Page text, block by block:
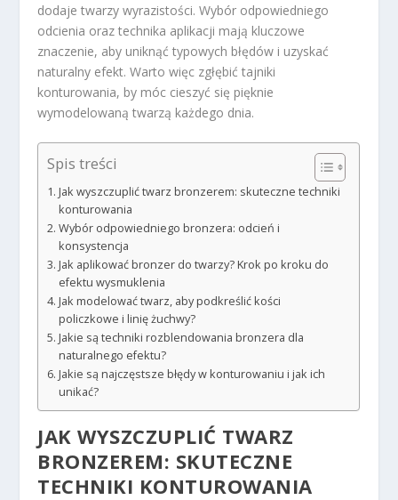
dodaje twarzy wyrazistości. Wybór odpowiedniego
odcienia oraz technika aplikacji mają kluczowe
znaczenie, aby uniknąć typowych błędów i uzyskać
naturalny efekt. Warto więc zgłębić tajniki
konturowania, by móc cieszyć się pięknie
wymodelowaną twarzą każdego dnia.
Spis treści
Jak wyszczuplić twarz bronzerem: skuteczne techniki
konturowania
Wybór odpowiedniego bronzera: odcień i
konsystencja
Jak aplikować bronzer do twarzy? Krok po kroku do
efektu wysmuklenia
Jak modelować twarz, aby podkreślić kości
policzkowe i linię żuchwy?
Jakie są techniki rozblendowania bronzera dla
naturalnego efektu?
Jakie są najczęstsze błędy w konturowaniu i jak ich
unikać?
JAK WYSZCZUPLIĆ TWARZ
BRONZEREM: SKUTECZNE
TECHNIKI KONTUROWANIA